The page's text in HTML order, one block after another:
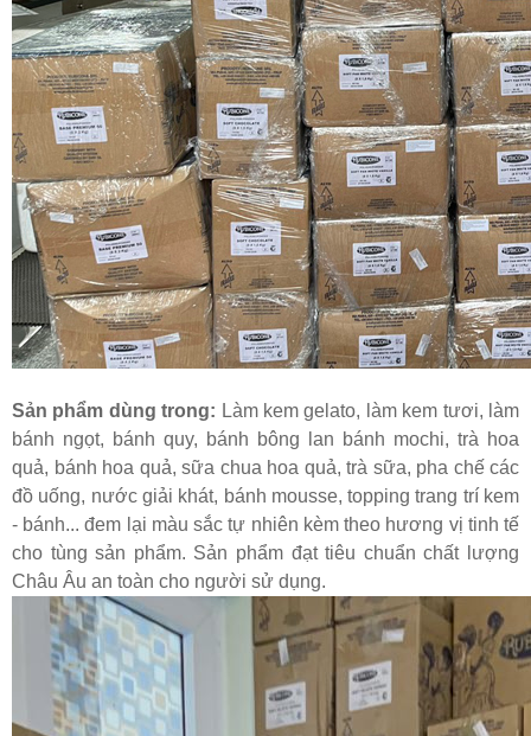
Sản phẩm dùng trong: Làm kem gelato, làm kem tươi, làm
bánh ngọt, bánh quy, bánh bông lan bánh mochi, trà hoa
quả, bánh hoa quả, sữa chua hoa quả, trà sữa, pha chế các
đồ uống, nước giải khát, bánh mousse, topping trang trí kem
- bánh... đem lại màu sắc tự nhiên kèm theo hương vị tinh tế
cho tùng sản phẩm. Sản phẩm đạt tiêu chuẩn chất lượng
Châu Âu an toàn cho người sử dụng.